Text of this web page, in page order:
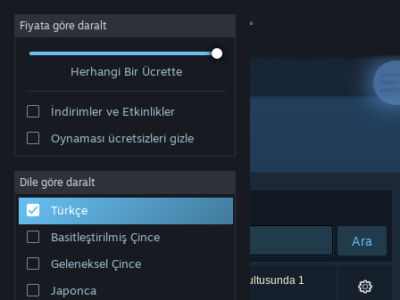
Giriş yap
Hakkında
Destek
Dili değiştir
Fiyata göre daralt
Herhangi Bir Ücrette
İndirimler ve Etkinlikler
Oynaması ücretsizleri gizle
Dile göre daralt
Türkçe
Basitleştirilmiş Çince
Geleneksel Çince
Japonca
Geliştirici: kivoro
Sırala Uygunluk
Ara
0 sonuç aramanızla eşleşiyor. Tercihleriniz doğrultusunda 1
ürün dâhil edilmedi.